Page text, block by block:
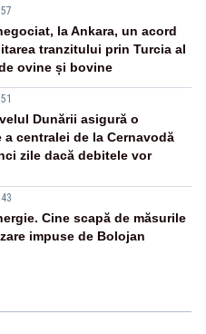
la Ankara, un acord
tranzitului prin Turcia al
ovine și bovine
Dunării asigură o
centralei de la Cernavodă
zile dacă debitele vor
Cine scapă de măsurile
impuse de Bolojan